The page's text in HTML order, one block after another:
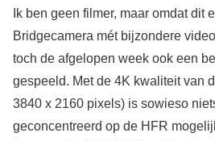
Ik ben geen filmer, maar omdat dit
Bridgecamera mét bijzondere
toch de afgelopen week ook een
gespeeld. Met de 4K kwaliteit van
3840 x 2160 pixels) is sowieso
geconcentreerd op de HFR